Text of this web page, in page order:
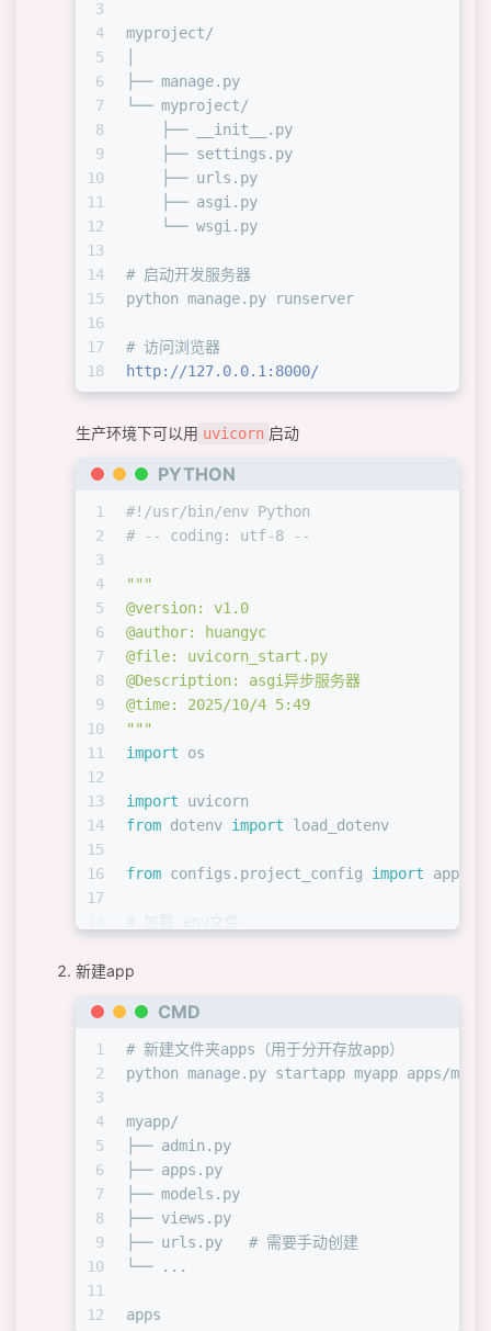
3
4
5
6
7
8
9
10
11
12
13
14
15
16
17
18
myproject/
├── manage.py
└── myproject/
    ├── __init__.py
    ├── settings.py
    ├── urls.py
    ├── asgi.py
    └── wsgi.py
# 启动开发服务器
python manage.py runserver
# 访问浏览器
http://127.0.0.1:8000/
生产环境下可以用 uvicorn 启动
PYTHON
1
2
3
4
5
6
7
8
9
10
11
12
13
14
15
16
17
20
22
23
24
25
26
27
#!/usr/bin/env Python
# -- coding: utf-8 --
"""
@version: v1.0
@author: huangyc
@file: uvicorn_start.py
@Description: asgi异步服务器
@time: 2025/10/4 5:49
"""
import os
import uvicorn
from dotenv import load_dotenv
from configs.project_config import apps
    host = os.getenv(
    port =
int(os.getenv("DJANGO_PORT"
    workers =
int (os.getenv(
    uvicorn.run(
host=host, port=port,
新建app
CMD
1
2
3
4
5
6
7
8
9
10
11
12
# 新建文件夹apps（用于分开存放app）
python manage.py startapp myapp apps/
myapp/
├── admin.py
├── apps.py
├── models.py
├── views.py
├── urls.py   # 需要手动创建
└── ...
apps